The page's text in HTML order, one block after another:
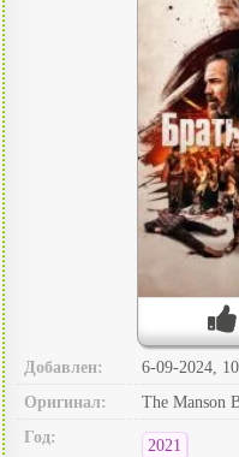
Добавлен:
6-09-2024,
Оригинал:
The Manson
Год:
2021